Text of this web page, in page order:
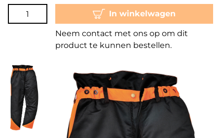
In winkelwagen
Neem contact met ons op om dit
product te kunnen bestellen.